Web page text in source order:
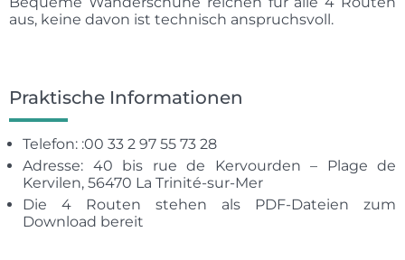
aus, keine davon ist technisch anspruchsvoll.
Praktische Informationen
Telefon: :00 33 2 97 55 73 28
Adresse: 40 bis rue de Kervourden – Plage de
Kervilen, 56470 La Trinité-sur-Mer
Die 4 Routen stehen als PDF-Dateien zum
Download bereit